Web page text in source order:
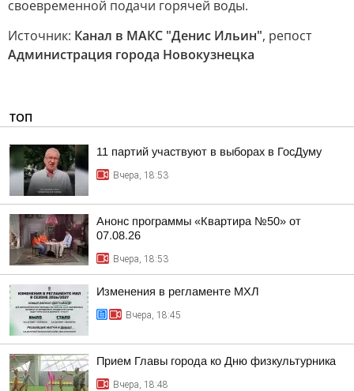
своевременной подачи горячей воды.
Источник: Канал в МАКС "Денис Ильин", репост
Администрация города Новокузнецка
ТОП
11 партий участвуют в выборах в ГосДуму
Вчера, 18:53
Анонс программы «Квартира №50» от
07.08.26
Вчера, 18:53
Изменения в регламенте МХЛ
Вчера, 18:45
Прием Главы города ко Дню физкультурника
Вчера, 18:48